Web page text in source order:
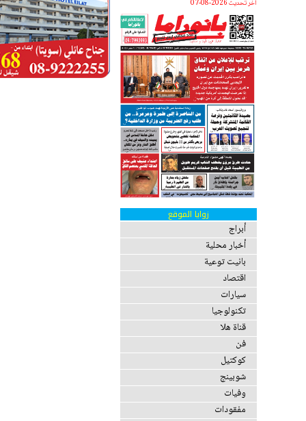
اخر تحديث 2026-08-07
زوايا الموقع
أبراج
أخبار محلية
بانيت توعية
اقتصاد
سيارات
تكنولوجيا
قناة هلا
فن
كوكتيل
شوبينج
وفيات
مفقودات